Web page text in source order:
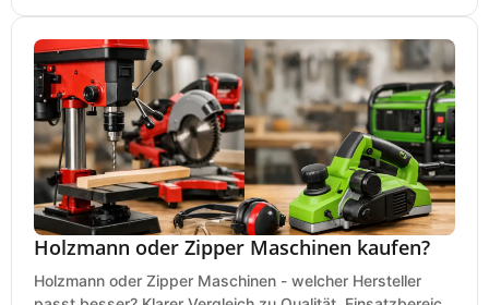
Holzmann oder Zipper Maschinen kaufen?
Holzmann oder Zipper Maschinen - welcher Hersteller